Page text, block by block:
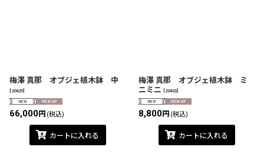
梅澤 真那 オブジェ植木鉢 中
20425
66,000円 (税込)
カートに入れる
梅澤 真那 オブジェ植木鉢 ミ
ニミニ
20423
8,800円 (税込)
カートに入れる